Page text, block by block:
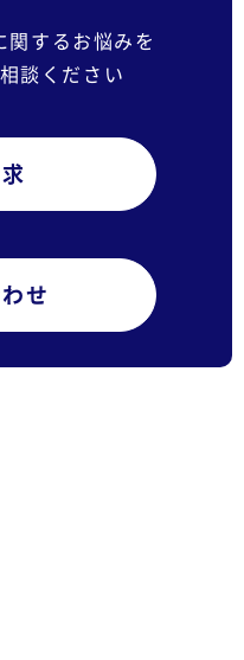
関するお悩みを
談ください
せ